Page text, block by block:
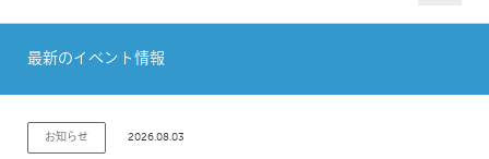
最新のイベント情報
お知らせ 2026.08.03